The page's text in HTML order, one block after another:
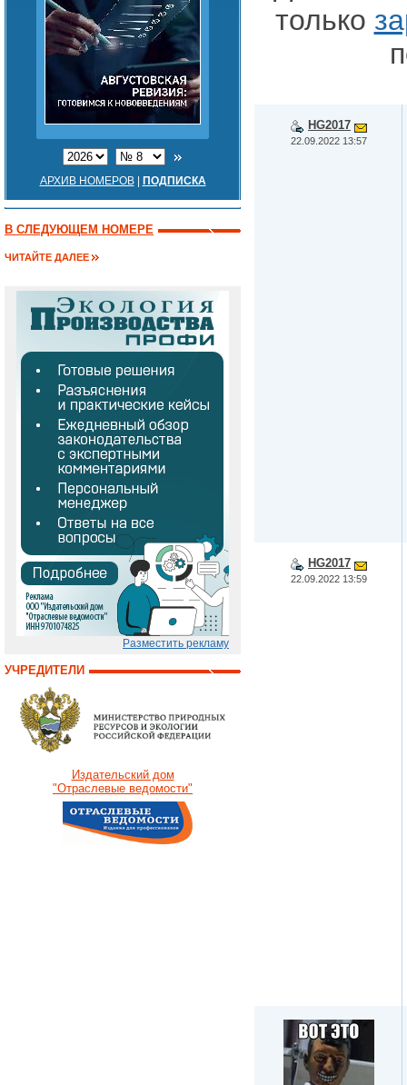
АРХИВ НОМЕРОВ| ПОДПИСКА
В СЛЕДУЮЩЕМ НОМЕРЕ
ЧИТАЙТЕ ДАЛЕЕ
Разместить рекламу
УЧРЕДИТЕЛИ
Издательский дом
"Отраслевые ведомости"
только
HG2017
22.09.2022 13:57
HG2017
22.09.2022 13:59